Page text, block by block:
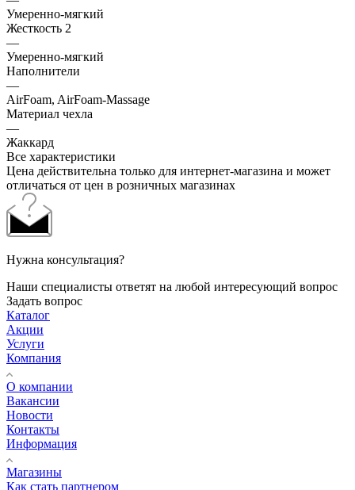
Умеренно-мягкий
Жесткость 2
—
Умеренно-мягкий
Наполнители
—
AirFoam, AirFoam-Massage
Материал чехла
—
Жаккард
Все характеристики
Цена действительна только для интернет-магазина и может
отличаться от цен в розничных магазинах
Нужна консультация?
Наши специалисты ответят на любой интересующий вопрос
Задать вопрос
Каталог
Акции
Услуги
Компания
О компании
Вакансии
Новости
Контакты
Информация
Магазины
Как стать партнером